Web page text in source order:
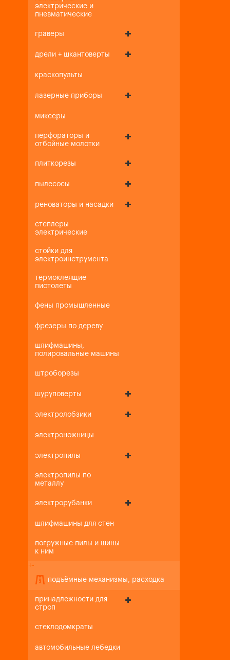
электрические и
пневматические
граверы
дрели + шкантоверты
краскопульты
лазерные приборы
миксеры
перфораторы и
отбойные молотки
плиткорезы
пылесосы
реноваторы и насадки
степлеры
электрические
стойки для
электроинструмента
термоклеящие
пистолеты
фены промышленные
фрезеры по дереву
шлифмашины,
полировальные машины
штроборезы
шуруповерты
электролобзики
электроножницы
электропилы
электропилы по
металлу
электрорубанки
шлифмашины для стен
погружные пилы и шины
к ним
+-
подъёмные механизмы, расходка
принадлежности для
строп
стеклодомкраты
автомобильные лебедки